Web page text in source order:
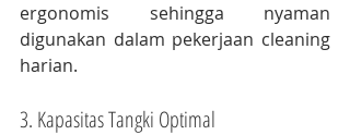
ergonomis sehingga nyaman
digunakan dalam pekerjaan cleaning
harian.
3. Kapasitas Tangki Optimal